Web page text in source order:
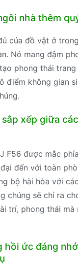
nhà thêm
của đồ vật ở
Nó mang đậm
phong thái
điểm không gian
xếp giữa
F56 được mắc
đến với toàn
bộ hài hòa với
chúng sẽ chỉ ra
trí, phong thái mà
hồi ức đáng